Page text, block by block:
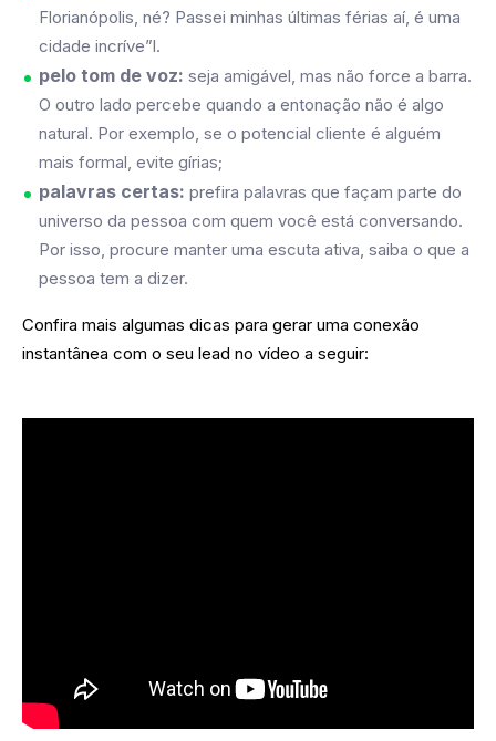
Florianópolis, né? Passei minhas últimas férias aí, é uma
cidade incríve”l.
pelo tom de voz: seja amigável, mas não force a barra.
O outro lado percebe quando a entonação não é algo
natural. Por exemplo, se o potencial cliente é alguém
mais formal, evite gírias;
palavras certas: prefira palavras que façam parte do
universo da pessoa com quem você está conversando.
Por isso, procure manter uma escuta ativa, saiba o que a
pessoa tem a dizer.
Confira mais algumas dicas para gerar uma conexão
instantânea com o seu lead no vídeo a seguir: